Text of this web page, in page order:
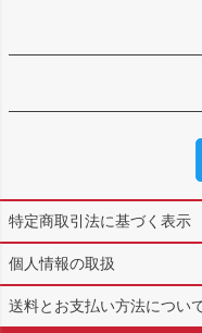
特定商取引法に基づく表示
個人情報の取扱
送料とお支払い方法につい